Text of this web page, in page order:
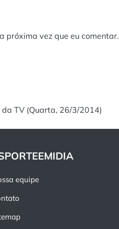
próxima vez que eu comentar.
TV (Quarta, 26/3/2014)
equipe